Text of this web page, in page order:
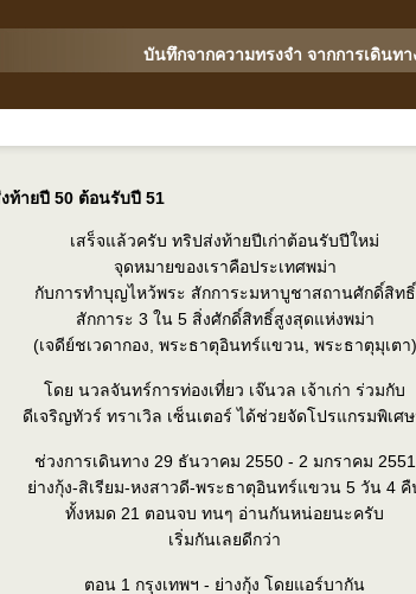
บันทึกจากความทรงจำ จากการเดินท
ท้ายปี 50 ต้อนรับปี 51
เสร็จแล้วครับ ทริปส่งท้ายปีเก่าต้อนรับปีใหม่
จุดหมายของเราคือประเทศพม่า
กับการทำบุญไหว้พระ สักการะมหาบูชาสถานศักดิ์สิทธิ์
สักการะ 3 ใน 5 สิ่งศักดิ์สิทธิ์สูงสุดแห่งพม่า
(เจดีย์ชเวดากอง, พระธาตุอินทร์แขวน, พระธาตุมุเตา)
ดย นวลจันทร์การท่องเที่ยว เจ๊นวล เจ้าเก่า ร่วมกับ
ดีเจริญทัวร์ ทราเวิล เซ็นเตอร์ ได้ช่วยจัดโปรแกรมพิเศ
ช่วงการเดินทาง 29 ธันวาคม 2550 - 2 มกราคม 2551
างกุ้ง-สิเรียม-หงสาวดี-พระธาตุอินทร์แขวน 5 วัน 4 คื
ทั้งหมด 21 ตอนจบ ทนๆ อ่านกันหน่อยนะครับ
เริ่มกันเลยดีกว่า
ตอน 1 กรุงเทพฯ - ย่างกุ้ง โดยแอร์บากัน